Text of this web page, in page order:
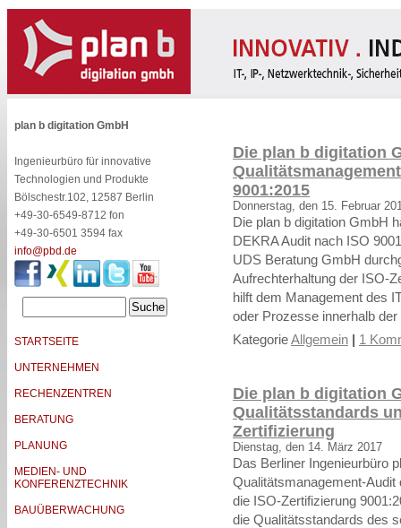
plan b digitation GmbH
Ingenieurbüro für innovative
Technologien und Produkte
Bölschestr.102, 12587 Berlin
+49-30-6549-8712 fon
+49-30-6501 3594 fax
info@pbd.de
STARTSEITE
UNTERNEHMEN
RECHENZENTREN
BERATUNG
PLANUNG
MEDIEN- UND
KONFERENZTECHNIK
BAUÜBERWACHUNG
Die plan b digitation
9001:2015
Donnerstag, den 15. Februar
Die plan b digitation GmbH
DEKRA Audit nach ISO
UDS Beratung GmbH
Aufrechterhaltung der ISO-
hilft dem Management des
oder Prozesse innerhalb
KategorieAllgemein | 1
Die plan b digitation
Qualitätsstandards
Zertifizierung
Dienstag, den 14. März 2017
Das Berliner Ingenieurbüro
Qualitätsmanagement-
die ISO-Zertifizierung
die Qualitätsstandards des